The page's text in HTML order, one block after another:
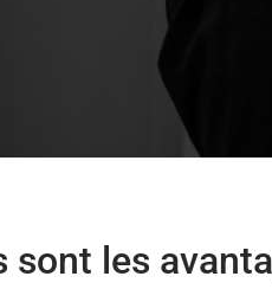
sont les